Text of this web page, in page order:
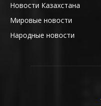
Новости Казахстана
Мировые новости
Народные новости